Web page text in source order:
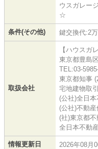
ウスガレー
☆
条件(その他) 鍵交換代:2
取扱会社
【ハウスガ
東京都豊島
TEL:03-
東京都知事
宅地建物取
(公社)全日
(公社)不動
(社)東京都
全日本不動
情報更新日 2026年08月